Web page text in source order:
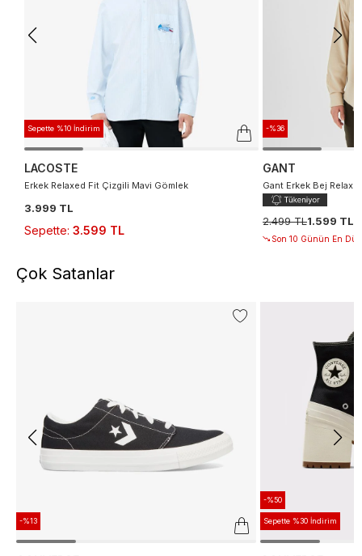
Sepette %10 İndirim
LACOSTE
Erkek Relaxed Fit Çizgili Mavi Gömlek
3.999 TL
Sepette: 3.599 TL
-%36
GANT
Gant Erkek Bej
2.499 TL1.599 TL
Son 10 Günün En
Çok Satanlar
-%13
-%50
Sepette %30 İndirim